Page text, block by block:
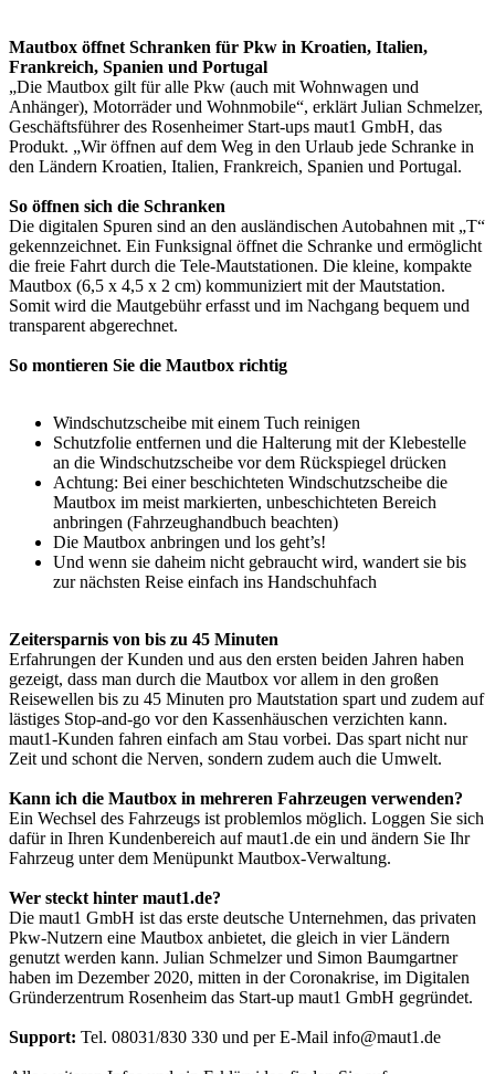
Mautbox öffnet Schranken für Pkw in Kroatien, Italien,
Frankreich, Spanien und Portugal
„Die Mautbox gilt für alle Pkw (auch mit Wohnwagen und
Anhänger), Motorräder und Wohnmobile“, erklärt Julian Schmelzer,
Geschäftsführer des Rosenheimer Start-ups maut1 GmbH, das
Produkt. „Wir öffnen auf dem Weg in den Urlaub jede Schranke in
den Ländern Kroatien, Italien, Frankreich, Spanien und Portugal.
So öffnen sich die Schranken
Die digitalen Spuren sind an den ausländischen Autobahnen mit „T“
gekennzeichnet. Ein Funksignal öffnet die Schranke und ermöglicht
die freie Fahrt durch die Tele-Mautstationen. Die kleine, kompakte
Mautbox (6,5 x 4,5 x 2 cm) kommuniziert mit der Mautstation.
Somit wird die Mautgebühr erfasst und im Nachgang bequem und
transparent abgerechnet.
So montieren Sie die Mautbox richtig
Windschutzscheibe mit einem Tuch reinigen
Schutzfolie entfernen und die Halterung mit der Klebestelle
an die Windschutzscheibe vor dem Rückspiegel drücken
Achtung: Bei einer beschichteten Windschutzscheibe die
Mautbox im meist markierten, unbeschichteten Bereich
anbringen (Fahrzeughandbuch beachten)
Die Mautbox anbringen und los geht’s!
Und wenn sie daheim nicht gebraucht wird, wandert sie bis
zur nächsten Reise einfach ins Handschuhfach
Zeitersparnis von bis zu 45 Minuten
Erfahrungen der Kunden und aus den ersten beiden Jahren haben
gezeigt, dass man durch die Mautbox vor allem in den großen
Reisewellen bis zu 45 Minuten pro Mautstation spart und zudem auf
lästiges Stop-and-go vor den Kassenhäuschen verzichten kann.
maut1-Kunden fahren einfach am Stau vorbei. Das spart nicht nur
Zeit und schont die Nerven, sondern zudem auch die Umwelt.
Kann ich die Mautbox in mehreren Fahrzeugen verwenden?
Ein Wechsel des Fahrzeugs ist problemlos möglich. Loggen Sie sich
dafür in Ihren Kundenbereich auf maut1.de ein und ändern Sie Ihr
Fahrzeug unter dem Menüpunkt Mautbox-Verwaltung.
Wer steckt hinter maut1.de?
Die maut1 GmbH ist das erste deutsche Unternehmen, das privaten
Pkw-Nutzern eine Mautbox anbietet, die gleich in vier Ländern
genutzt werden kann. Julian Schmelzer und Simon Baumgartner
haben im Dezember 2020, mitten in der Coronakrise, im Digitalen
Gründerzentrum Rosenheim das Start-up maut1 GmbH gegründet.
Support: Tel. 08031/830 330 und per E-Mail info@maut1.de